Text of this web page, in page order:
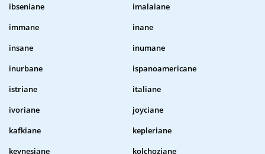
ibseniane
imalaiane
immane
inane
insane
inumane
inurbane
ispanoamericane
istriane
italiane
ivoriane
joyciane
kafkiane
kepleriane
keynesiane
kolchoziane